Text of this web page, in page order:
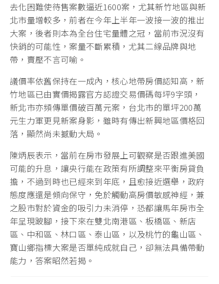
去化困難使待售案數逼近1600案，尤其新竹地區與新
北市量增較多，前者在今年上半年一波接一波的推出
大案，後者則本為全台住宅量體之冠，當前市況沒有
快銷的可能性，案量不斷累積，尤其二線品牌與地
帶，賣壓不言可喻。
議價率依舊保持在一成內，核心地帶房價認知高，新
竹地區已由實價揭露官方認證交易價碼每坪9字頭，
新北市亦頻傳單價破百萬元案，台北市的單坪200萬
元生力軍更見新案身影，雖時有傳出新興地區價格回
落，顯然尚未撼動大局。
陳炳辰表示，當前在房市發展上可觀察是否跟進美國
可能的升息，讓央行能在政策有所調整來平衡房貸負
擔，不過到時也已經來到年底，且愈接近選舉，政府
態度應還是傾向保守，免於觸動高房價敏感神經，兼
之股市對於資金的吸引力未消停，恐都讓馬年房市全
年呈現跛腳，接下來在雙北南港區、板橋區、新店
區、中和區、林口區、泰山區，以及桃竹的龜山區、
寶山鄉指標大案是否單純成就自己，卻無法具備帶動
能力，答案昭然若揭。